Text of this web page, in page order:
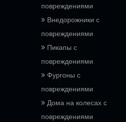
повреждениями
Внедорожники с
повреждениями
Пикапы с
повреждениями
Фургоны с
повреждениями
Дома на колесах с
повреждениями